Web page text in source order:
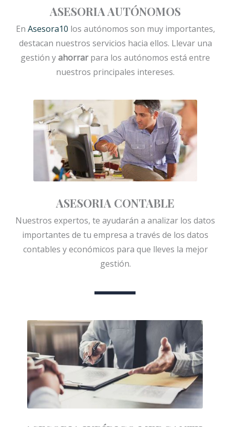
ASESORIA AUTÓNOMOS
En Asesora10 los autónomos son muy importantes,
destacan nuestros servicios hacia ellos. Llevar una
gestión yahorrarpara los autónomos está entre
nuestros principales intereses.
ASESORIA CONTABLE
Nuestros expertos, te ayudarán a analizar los datos
importantes de tu empresa a través de los datos
contables y económicos para que lleves la mejor
gestión.